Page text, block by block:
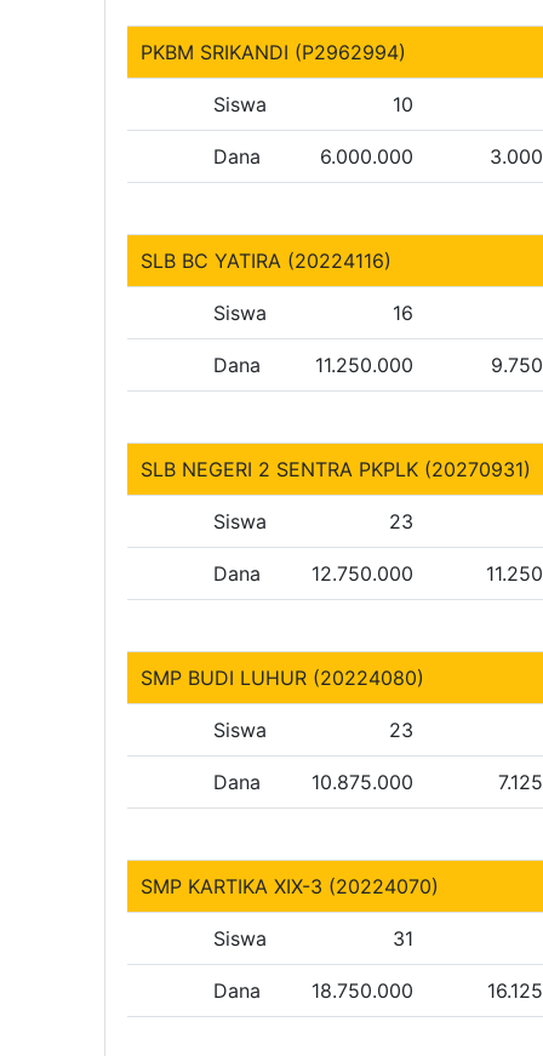
PKBM SRIKANDI (P2962994)
Siswa 10
Dana 6.000.000
SLB BC YATIRA (20224116)
Siswa 16
Dana 11.250.000
SLB NEGERI 2 SENTRA PKPLK (20270931)
Siswa 23
Dana 12.750.000
SMP BUDI LUHUR (20224080)
Siswa 23
Dana 10.875.000
SMP KARTIKA XIX-3 (20224070)
Siswa 31
Dana 18.750.000